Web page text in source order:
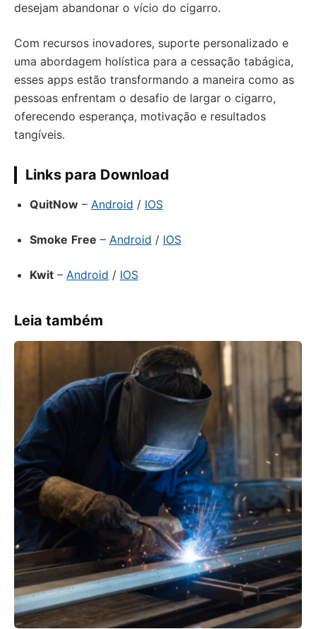
desejam abandonar o vício do cigarro.
Com recursos inovadores, suporte personalizado e
uma abordagem holística para a cessação tabágica,
esses apps estão transformando a maneira como as
pessoas enfrentam o desafio de largar o cigarro,
oferecendo esperança, motivação e resultados
tangíveis.
Links para Download
QuitNow – Android / IOS
Smoke Free – Android / IOS
Kwit – Android / IOS
Leia também